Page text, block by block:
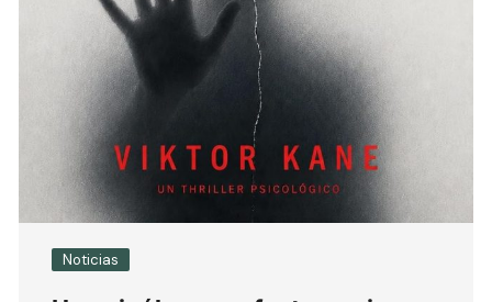
Noticias